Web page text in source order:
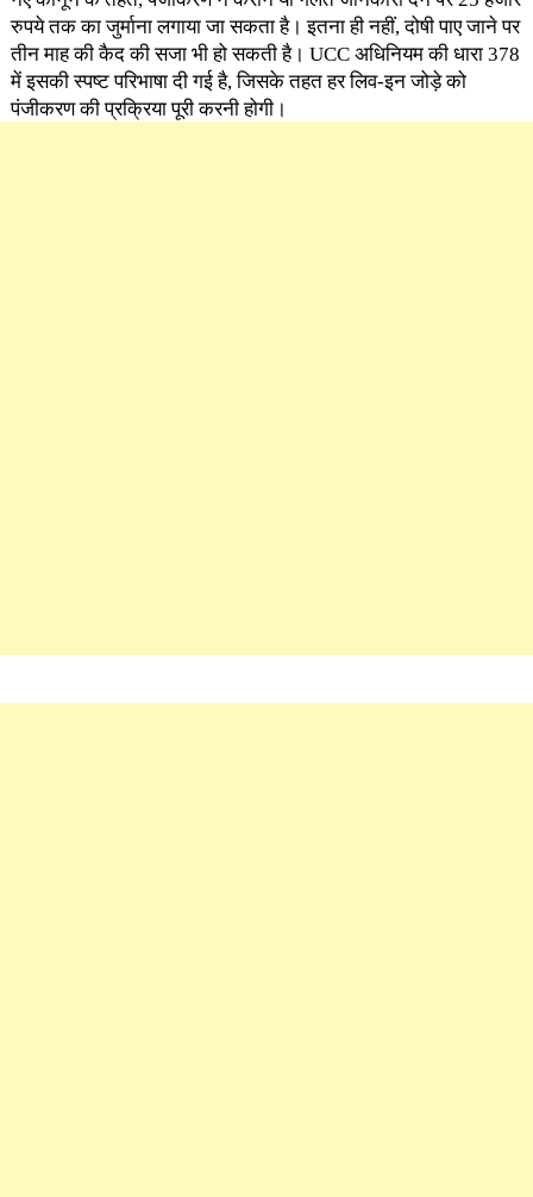
रुपये तक का जुर्माना लगाया जा सकता है। इतना ही नहीं, दोषी पाए जाने पर
तीन माह की कैद की सजा भी हो सकती है। UCC अधिनियम की धारा 378
में इसकी स्पष्ट परिभाषा दी गई है, जिसके तहत हर लिव-इन जोड़े को
पंजीकरण की प्रक्रिया पूरी करनी होगी।